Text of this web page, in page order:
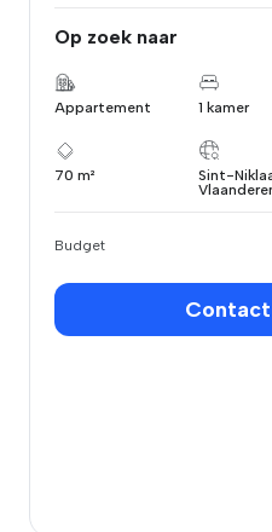
Op zoek naar
Appartement 1 kamer
70 m²
Sint-
Budget